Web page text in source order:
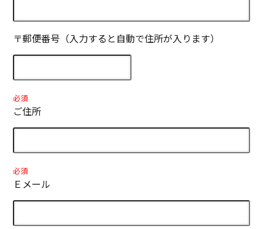
〒郵便番号（入力すると自動で住所が入ります）
必須
ご住所
必須
Ｅメール